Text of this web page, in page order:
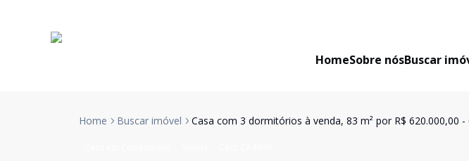
HomeSobre nósBuscar
Home Buscar imóvel Casa com 3 dormitórios à venda, 83 m² por R$ 620.000,00 -